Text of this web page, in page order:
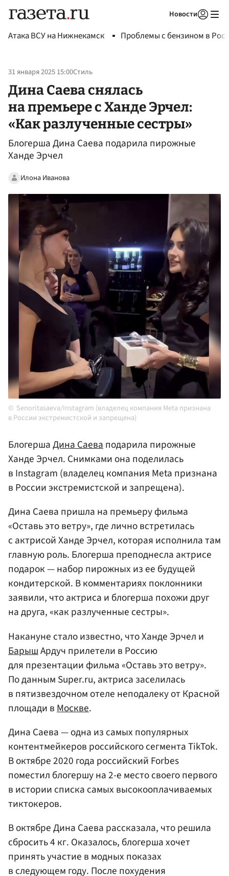
Новости
Атака ВСУ на Нижнекамск Проблемы с бензином в
31 января 2025 15:00Стиль
Дина Саева снялась
на премьере с Ханде Эрчел:
«Как разлученные сестры»
Блогерша Дина Саева подарила пирожные
Ханде Эрчел
Илона Иванова
Senoritasaeva/Instagram (владелец компания Meta признана
в России экстремистской и запрещена)
БлогершаДина Саеваподарила пирожные
Ханде Эрчел. Снимками она поделилась
в Instagram (владелец компания Meta признана
в России экстремистской и запрещена).
Дина Саева пришла на премьеру фильма
«Оставь это ветру», где лично встретилась
с актрисой Ханде Эрчел, которая исполнила там
главную роль. Блогерша преподнесла актрисе
подарок — набор пирожных из ее будущей
кондитерской. В комментариях поклонники
заявили, что актриса и блогерша похожи друг
на друга, «как разлученные сестры».
Накануне стало известно, что Ханде Эрчел и
БарышАрдуч прилетели в Россию
для презентации фильма «Оставь это ветру».
По данным Super.ru, актриса заселилась
в пятизвездочном отеле неподалеку от Красной
площади в Москве.
Дина Саева — одна из самых популярных
контентмейкеров российского сегмента TikTok.
В октябре 2020 года российский Forbes
поместил блогершу на 2-е место своего первого
в истории списка самых высокооплачиваемых
тиктокеров.
В октябре Дина Саева рассказала, что решила
сбросить 4 кг. Оказалось, блогерша хочет
принять участие в модных показах
в следующем году. После похудения